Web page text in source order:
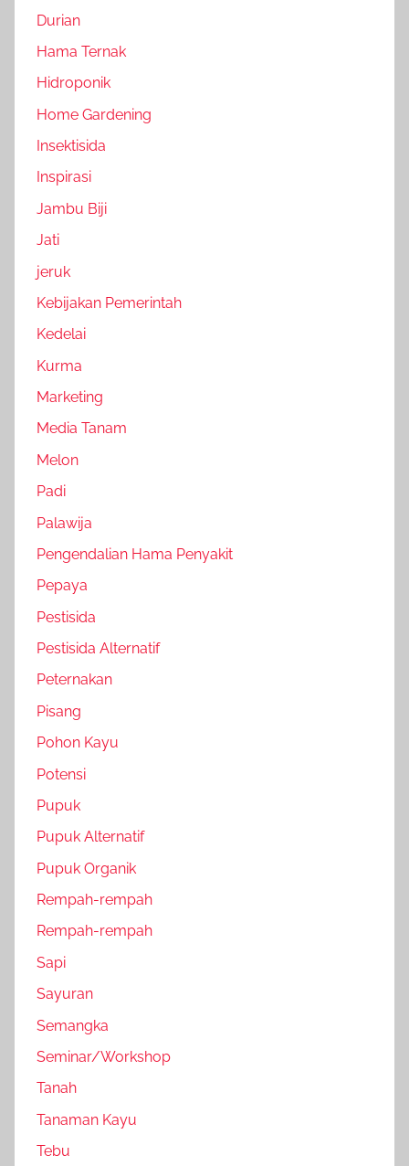
Durian
Hama Ternak
Hidroponik
Home Gardening
Insektisida
Inspirasi
Jambu Biji
Jati
jeruk
Kebijakan Pemerintah
Kedelai
Kurma
Marketing
Media Tanam
Melon
Padi
Palawija
Pengendalian Hama Penyakit
Pepaya
Pestisida
Pestisida Alternatif
Peternakan
Pisang
Pohon Kayu
Potensi
Pupuk
Pupuk Alternatif
Pupuk Organik
Rempah-rempah
Rempah-rempah
Sapi
Sayuran
Semangka
Seminar/Workshop
Tanah
Tanaman Kayu
Tebu